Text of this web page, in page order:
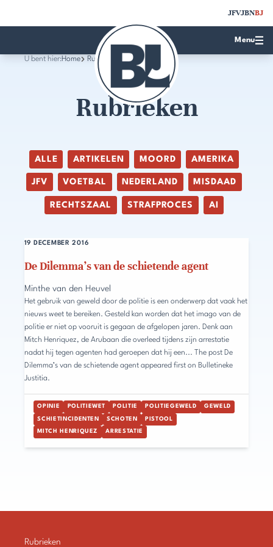
JFVJBNBJ
Menu
U bent hier:Home Rubrieken
Rubrieken
ALLE ARTIKELEN MOORD AMERIKA
JFV VOETBAL NEDERLAND MISDAAD
RECHTSZAAL STRAFPROCES AI
De Dilemma’s van de schietende agent
19 DECEMBER 2016
Minthe van den Heuvel
Het gebruik van geweld door de politie is een onderwerp dat vaak het
nieuws weet te bereiken. Gesteld kan worden dat het imago van de
politie er niet op vooruit is gegaan de afgelopen jaren. Denk aan
Mitch Henriquez, de Arubaan die overleed tijdens zijn arrestatie
nadat hij tegen agenten had geroepen dat hij een... The post De
Dilemma’s van de schietende agent appeared first on Bulletineke
Justitia.
OPINIE POLITIEWET POLITIE POLITIEGEWELD GEWELD
SCHIETINCIDENTEN SCHOTEN PISTOOL
MITCH HENRIQUEZ ARRESTATIE
Rubrieken